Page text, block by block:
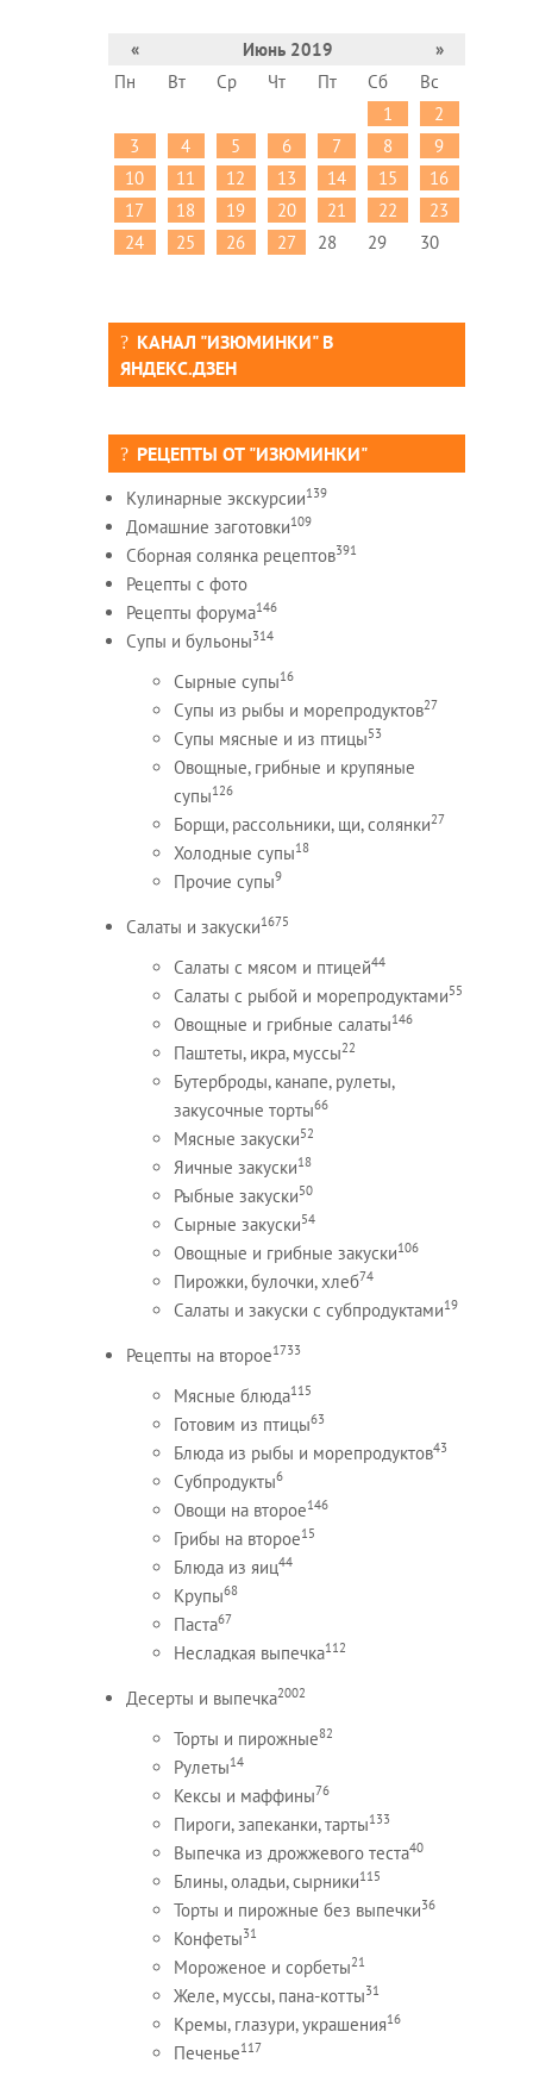
« Июнь 2019
»
Пн
Вт Ср Чт Пт Сб
Вс
1
2
3
4 5 6 7 8
9
10
11 12 13 14 15
16
17
18 19 20 21 22
23
24
25 26 27 28 29 30
КАНАЛ "ИЗЮМИНКИ" В
ЯНДЕКС.ДЗЕН
РЕЦЕПТЫ ОТ "ИЗЮМИНКИ"
Кулинарные экскурсии139
Домашние заготовки109
Сборная солянка рецептов391
Рецепты c фото
Рецепты форума146
Супы и бульоны314
Сырные супы16
Супы из рыбы и морепродуктов27
Супы мясные и из птицы53
Овощные, грибные и крупяные
супы126
Борщи, рассольники, щи, солянки27
Холодные супы18
Прочие супы9
Салаты и закуски1675
Салаты с мясом и птицей44
Салаты с рыбой и морепродуктами55
Овощные и грибные салаты146
Паштеты, икра, муссы22
Бутерброды, канапе, рулеты,
закусочные торты66
Мясные закуски52
Яичные закуски18
Рыбные закуски50
Сырные закуски54
Овощные и грибные закуски106
Пирожки, булочки, хлеб74
Салаты и закуски с субпродуктами19
Рецепты на второе1733
Мясные блюда115
Готовим из птицы63
Блюда из рыбы и морепродуктов43
Субпродукты6
Овощи на второе146
Грибы на второе15
Блюда из яиц44
Крупы68
Паста67
Несладкая выпечка112
Десерты и выпечка2002
Торты и пирожные82
Рулеты14
Кексы и маффины76
Пироги, запеканки, тарты133
Выпечка из дрожжевого теста40
Блины, оладьи, сырники115
Торты и пирожные без выпечки36
Конфеты31
Мороженое и сорбеты21
Желе, муссы, пана-котты31
Кремы, глазури, украшения16
Печенье117